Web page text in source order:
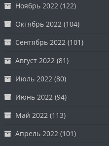
Ноябрь 2022 (122)
Октябрь 2022 (104)
Сентябрь 2022 (101)
Август 2022 (81)
Июль 2022 (80)
Июнь 2022 (94)
Май 2022 (113)
Апрель 2022 (101)